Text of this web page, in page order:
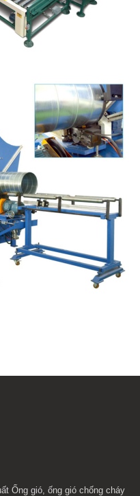
Ống gió, ống gió chống cháy